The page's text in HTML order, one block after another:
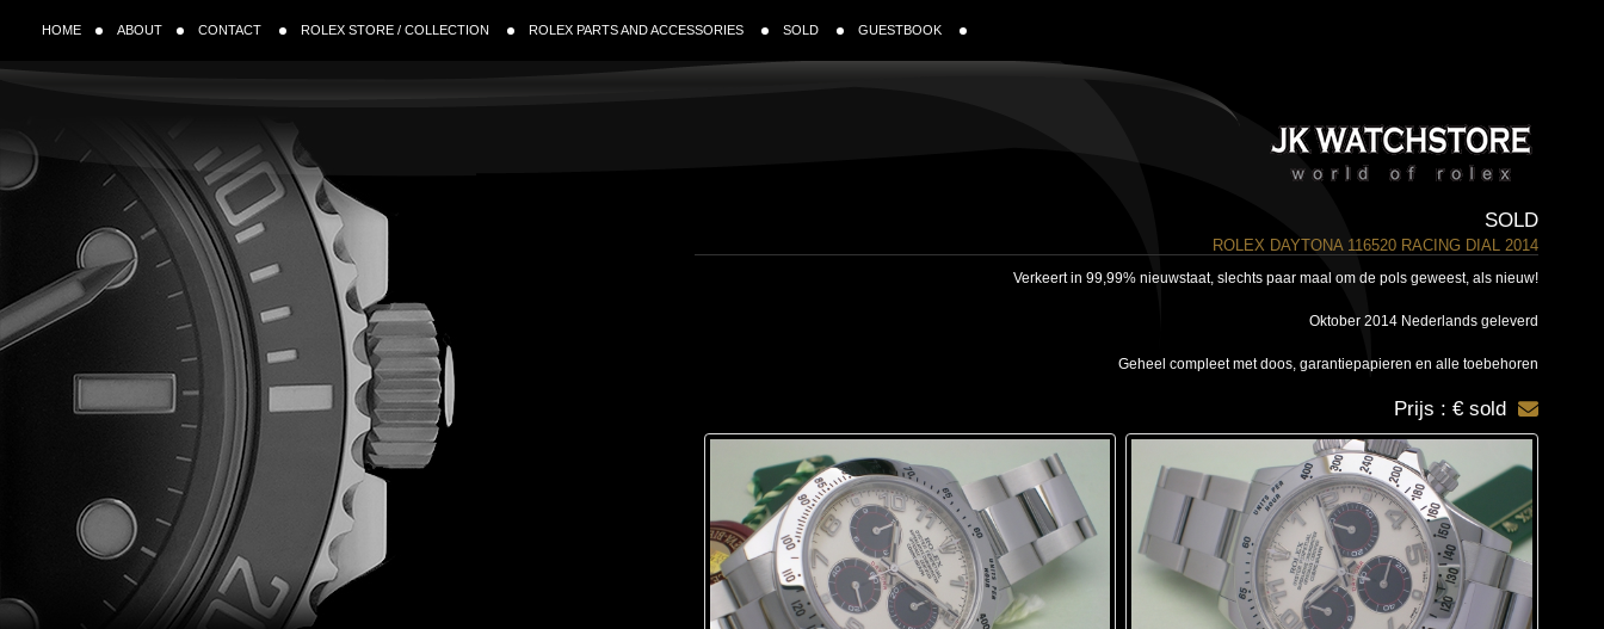
HOME ABOUT CONTACT ROLEX STORE / COLLECTION ROLEX PARTS AND ACCESSORIES SOLD GUESTBOOK
SOLD
ROLEX DAYTONA 116520 RACING DIAL 2014
Verkeert in 99,99% nieuwstaat, slechts paar maal om de pols geweest, als nieuw!
Oktober 2014 Nederlands geleverd
Geheel compleet met doos, garantiepapieren en alle toebehoren
Prijs : € sold